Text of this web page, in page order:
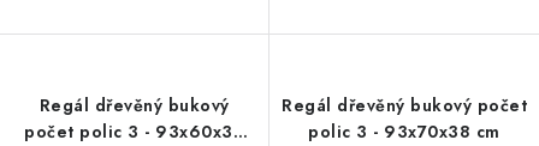
Regál dřevěný bukový
počet polic 3 - 93x60x38
Regál dřevěný bukový počet
polic 3 - 93x70x38 cm